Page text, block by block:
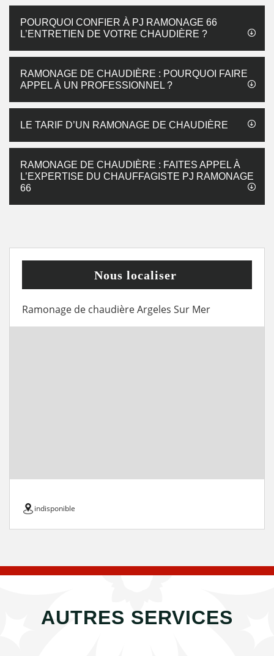
POURQUOI CONFIER À PJ RAMONAGE 66
L’ENTRETIEN DE VOTRE CHAUDIÈRE ?
RAMONAGE DE CHAUDIÈRE : POURQUOI FAIRE
APPEL À UN PROFESSIONNEL ?
LE TARIF D’UN RAMONAGE DE CHAUDIÈRE
RAMONAGE DE CHAUDIÈRE : FAITES APPEL À
L’EXPERTISE DU CHAUFFAGISTE PJ RAMONAGE
66
Nous localiser
Ramonage de chaudière Argeles Sur Mer
indisponible
AUTRES SERVICES